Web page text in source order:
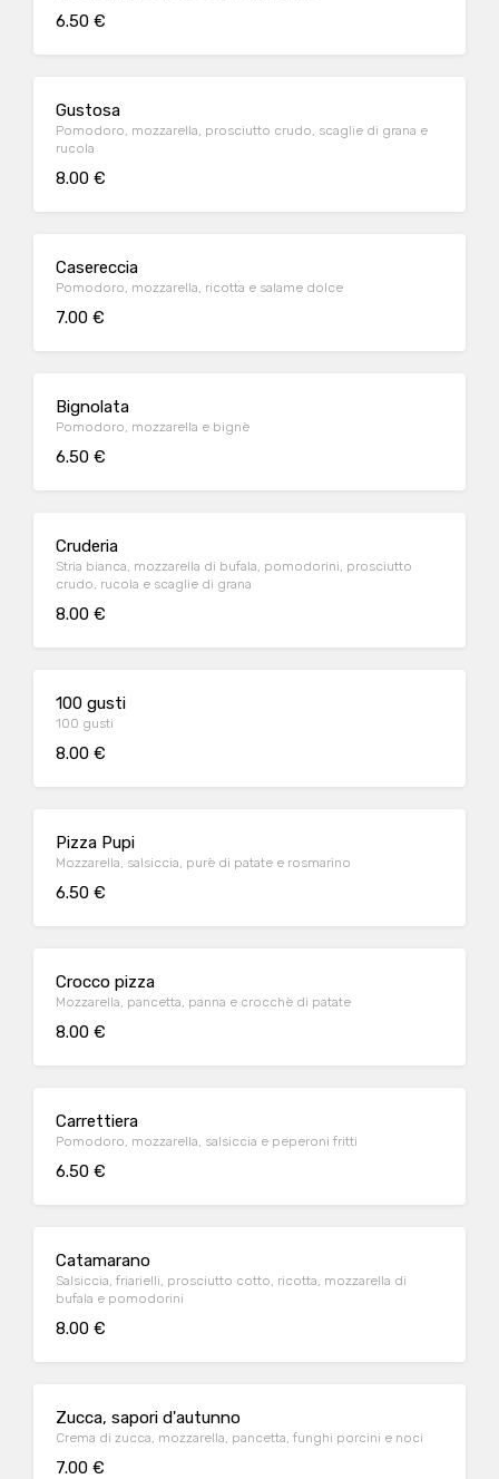
6.50 €
Gustosa
Pomodoro, mozzarella, prosciutto crudo, scaglie di grana e
rucola
8.00 €
Casereccia
Pomodoro, mozzarella, ricotta e salame dolce
7.00 €
Bignolata
Pomodoro, mozzarella e bignè
6.50 €
Cruderia
Stria bianca, mozzarella di bufala, pomodorini, prosciutto
crudo, rucola e scaglie di grana
8.00 €
100 gusti
100 gusti
8.00 €
Pizza Pupi
Mozzarella, salsiccia, purè di patate e rosmarino
6.50 €
Crocco pizza
Mozzarella, pancetta, panna e crocchè di patate
8.00 €
Carrettiera
Pomodoro, mozzarella, salsiccia e peperoni fritti
6.50 €
Catamarano
Salsiccia, friarielli, prosciutto cotto, ricotta, mozzarella di
bufala e pomodorini
8.00 €
Zucca, sapori d'autunno
Crema di zucca, mozzarella, pancetta, funghi porcini e noci
7.00 €